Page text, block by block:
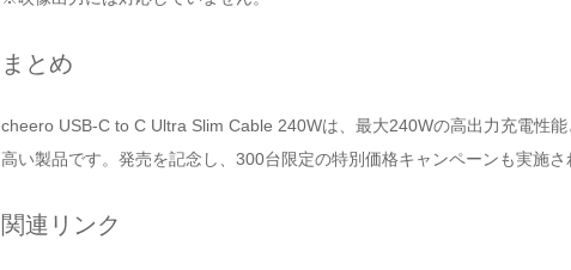
まとめ
cheero USB-C to C Ultra Slim Cable 240Wは、最大240Wの高出力充電性
高い製品です。発売を記念し、300台限定の特別価格キャンペーンも実施さ
関連リンク